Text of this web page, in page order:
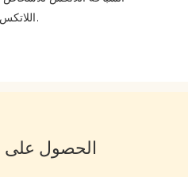
اللاتكس، لأنه قد يسبب تهيج الجلد.
الحصول على